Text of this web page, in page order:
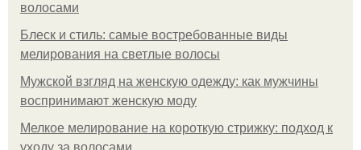
волосами
Блеск и стиль: самые востребованные виды
мелирования на светлые волосы
Мужской взгляд на женскую одежду: как мужчины
воспринимают женскую моду
Мелкое мелирование на короткую стрижку: подход к
уходу за волосами